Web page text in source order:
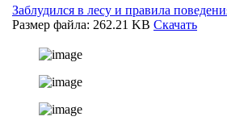
Заблудился в лесу и правила
Размер файла: 262.21 KB Скачать